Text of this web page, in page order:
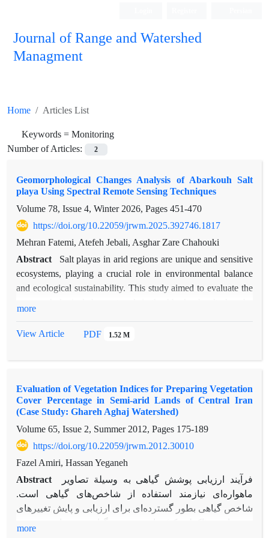
Journal of Range and Watershed
Managment
Home Articles List
Keywords = Monitoring
Number of Articles:
2
Geomorphological Changes Analysis of Abarkouh Salt
playa Using Spectral Remote Sensing Techniques
Volume 78, Issue 4, Winter 2026, Pages 451-470
https://doi.org/10.22059/jrwm.2025.392746.1817
Mehran Fatemi, Atefeh Jebali, Asghar Zare Chahouki
Abstract
Salt playas in arid regions are unique and sensitive
ecosystems, playing a crucial role in environmental balance
and ecological sustainability. This study aimed to evaluate the
Google Earth Engine (GEE) platform. The research monitored
and TSAVI), water (MNDWI), soil moisture (NDMI), and
soil salinity (SI) were analyzed to assess these changes. The
results reveal substantial geomorphological alterations in the
playa over the study period. Specifically, water bodies and
vegetation cover decreased by approximately 65% and 51%,
respectively, from the initial year, while saline, clay, and sandy
lands expanded by about 23%, 66%, and 103%. Spectral
index analyses further indicated a significant decline in water
levels and a significant rise in soil salinity, both at the 1% and
5% significance levels, respectively. Notably, a key finding of
this study is the contradiction between the spectral indices and
more
View Article PDF 1.52 M
Evaluation of Vegetation Indices for Preparing Vegetation
Cover Percentage in Semi-arid Lands of Central Iran
(Case Study: Ghareh Aghaj Watershed)
Volume 65, Issue 2, Summer 2012, Pages 175-189
https://doi.org/10.22059/jrwm.2012.30010
Fazel Amiri, Hassan Yeganeh
Abstract
فرآیند ارزیابی پوشش گیاهی به وسیلة تصاویر
ماهواره‌ای نیازمند استفاده از شاخص‌های گیاهی است.
شاخص گیاهی بطور گسترده‌ای برای ارزیابی و پایش تغییرهای
بو شناختی (اکولوژیک) مانند پوشش گیاهی، بیوماس پوشش
more